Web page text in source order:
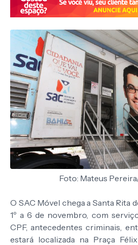
Foto: Mateus
O SAC Móvel chega a Santa Rita
1º a 6 de novembro, com
CPF, antecedentes criminais,
estará localizada na Praça